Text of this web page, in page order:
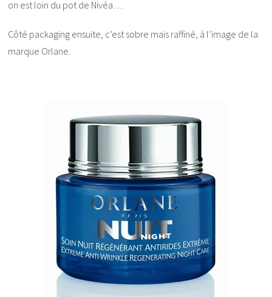
on est loin du pot de Nivéa…
Côté packaging ensuite, c’est sobre mais raffiné, à l’image de la
marque Orlane.